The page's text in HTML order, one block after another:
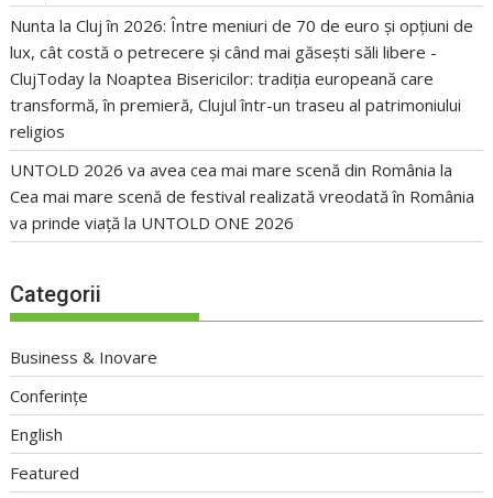
Nunta la Cluj în 2026: Între meniuri de 70 de euro și opțiuni de
lux, cât costă o petrecere și când mai găsești săli libere -
ClujToday la Noaptea Bisericilor: tradiția europeană care
transformă, în premieră, Clujul într-un traseu al patrimoniului
religios
UNTOLD 2026 va avea cea mai mare scenă din România la
Cea mai mare scenă de festival realizată vreodată în România
va prinde viață la UNTOLD ONE 2026
Categorii
Business & Inovare
Conferințe
English
Featured